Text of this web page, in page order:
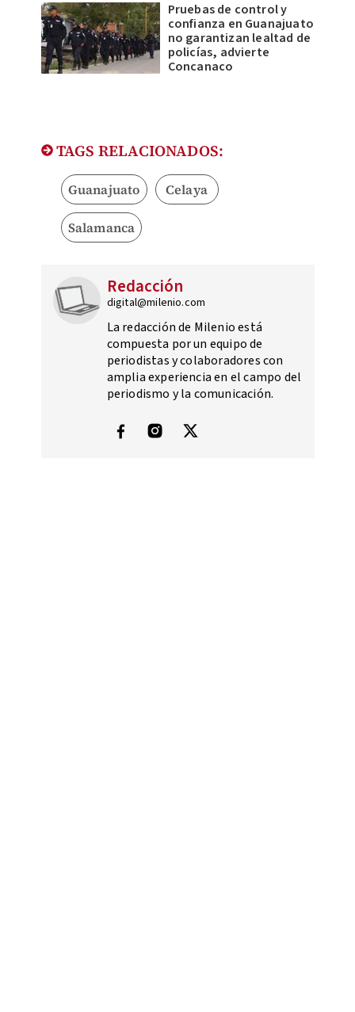
Pruebas de control y
confianza en Guanajuato
no garantizan lealtad de
policías, advierte
Concanaco
TAGS RELACIONADOS:
Guanajuato Celaya
Salamanca
Redacción
digital@milenio.com
La redacción de Milenio está
compuesta por un equipo de
periodistas y colaboradores con
amplia experiencia en el campo del
periodismo y la comunicación.